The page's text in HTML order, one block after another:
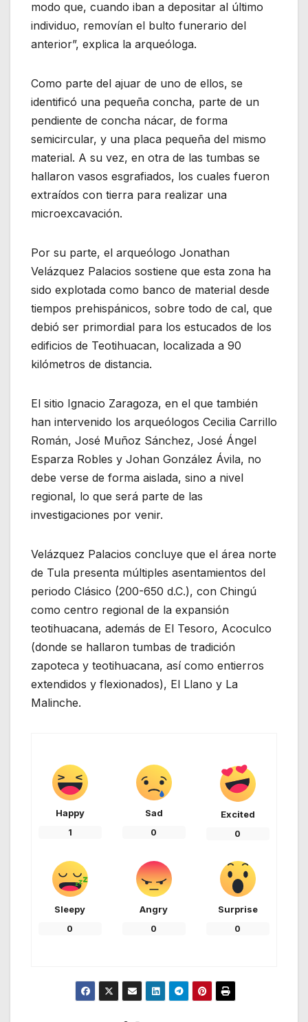
modo que, cuando iban a depositar al último
individuo, removían el bulto funerario del
anterior”, explica la arqueóloga.
Como parte del ajuar de uno de ellos, se
identificó una pequeña concha, parte de un
pendiente de concha nácar, de forma
semicircular, y una placa pequeña del mismo
material. A su vez, en otra de las tumbas se
hallaron vasos esgrafiados, los cuales fueron
extraídos con tierra para realizar una
microexcavación.
Por su parte, el arqueólogo Jonathan
Velázquez Palacios sostiene que esta zona ha
sido explotada como banco de material desde
tiempos prehispánicos, sobre todo de cal, que
debió ser primordial para los estucados de los
edificios de Teotihuacan, localizada a 90
kilómetros de distancia.
El sitio Ignacio Zaragoza, en el que también
han intervenido los arqueólogos Cecilia Carrillo
Román, José Muñoz Sánchez, José Ángel
Esparza Robles y Johan González Ávila, no
debe verse de forma aislada, sino a nivel
regional, lo que será parte de las
investigaciones por venir.
Velázquez Palacios concluye que el área norte
de Tula presenta múltiples asentamientos del
periodo Clásico (200-650 d.C.), con Chingú
como centro regional de la expansión
teotihuacana, además de El Tesoro, Acoculco
(donde se hallaron tumbas de tradición
zapoteca y teotihuacana, así como entierros
extendidos y flexionados), El Llano y La
Malinche.
Happy
1
Sad
0
Excited
0
Sleepy
0
Angry
0
Surprise
0